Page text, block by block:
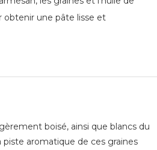
obtenir une pâte lisse et
boisé, ainsi que blancs du
piste aromatique de ces graines